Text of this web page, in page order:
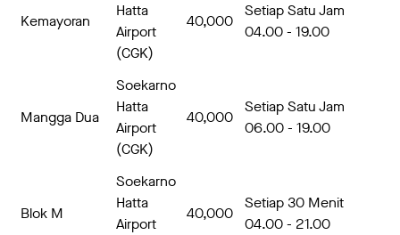
Kemayoran
Hatta
Airport
(CGK)
40,000
Setiap Satu Jam
04.00 - 19.00
Mangga Dua
Soekarno
Hatta
Airport
(CGK)
40,000
Setiap Satu Jam
06.00 - 19.00
Blok M
Soekarno
Hatta
Airport
40,000
Setiap 30 Menit
04.00 - 21.00